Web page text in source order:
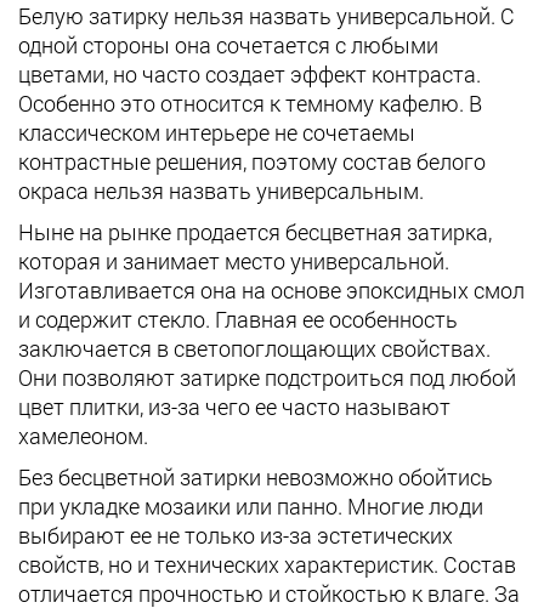
Белую затирку нельзя назвать универсальной. С
одной стороны она сочетается с любыми
цветами, но часто создает эффект контраста.
Особенно это относится к темному кафелю. В
классическом интерьере не сочетаемы
контрастные решения, поэтому состав белого
окраса нельзя назвать универсальным.
Ныне на рынке продается бесцветная затирка,
которая и занимает место универсальной.
Изготавливается она на основе эпоксидных смол
и содержит стекло. Главная ее особенность
заключается в светопоглощающих свойствах.
Они позволяют затирке подстроиться под любой
цвет плитки, из-за чего ее часто называют
хамелеоном.
Без бесцветной затирки невозможно обойтись
при укладке мозаики или панно. Многие люди
выбирают ее не только из-за эстетических
свойств, но и технических характеристик. Состав
отличается прочностью и стойкостью к влаге. За